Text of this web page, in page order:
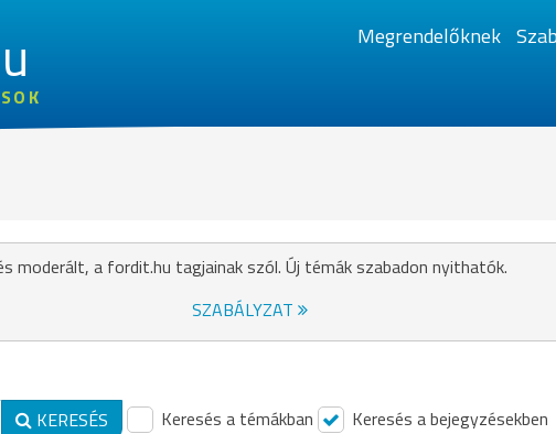
Megrendelőknek
moderált, a fordit.hu tagjainak szól. Új témák szabadon nyithatók.
SZABÁLYZAT
KERESÉS Keresés a témákban Keresés a bejegyzésekben